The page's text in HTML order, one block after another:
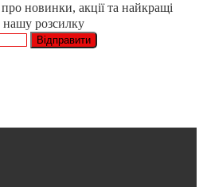
новинки, акції та найкращі
нашу розсилку
Відправити